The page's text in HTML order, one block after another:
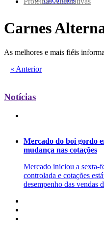
Carnes
As melhores e mais fiéis
« Anterior
Notícias
Mercado do boi gordo
mudança nas cotações
Mercado iniciou a sexta-
controlada e cotações
desempenho das vendas